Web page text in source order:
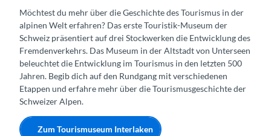
Möchtest du mehr über die Geschichte des Tourismus in der
alpinen Welt erfahren? Das erste Touristik-Museum der
Schweiz präsentiert auf drei Stockwerken die Entwicklung des
Fremdenverkehrs. Das Museum in der Altstadt von Unterseen
beleuchtet die Entwicklung im Tourismus in den letzten 500
Jahren. Begib dich auf den Rundgang mit verschiedenen
Etappen und erfahre mehr über die Tourismusgeschichte der
Schweizer Alpen.
Zum Tourismuseum Interlaken